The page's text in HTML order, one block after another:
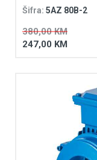
Šifra: 5AZ 80B-2
380,00 KM
247,00 KM